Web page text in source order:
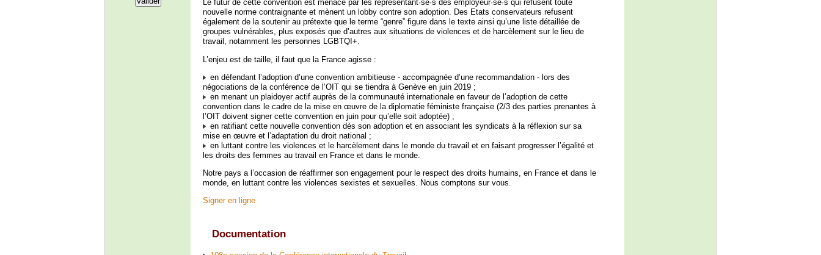
Le futur de cette convention est menacé par les représentant·se·s des employeur·se·s qui refusent toute
nouvelle norme contraignante et mènent un lobby contre son adoption. Des Etats conservateurs refusent
également de la soutenir au prétexte que le terme “genre” figure dans le texte ainsi qu’une liste détaillée de
groupes vulnérables, plus exposés que d’autres aux situations de violences et de harcèlement sur le lieu de
travail, notamment les personnes LGBTQI+.
L’enjeu est de taille, il faut que la France agisse :
en défendant l’adoption d’une convention ambitieuse - accompagnée d’une recommandation - lors des
négociations de la conférence de l’OIT qui se tiendra à Genève en juin 2019 ;
en menant un plaidoyer actif auprès de la communauté internationale en faveur de l’adoption de cette
convention dans le cadre de la mise en œuvre de la diplomatie féministe française (2/3 des parties prenantes à
l’OIT doivent signer cette convention en juin pour qu’elle soit adoptée) ;
en ratifiant cette nouvelle convention dès son adoption et en associant les syndicats à la réflexion sur sa
mise en œuvre et l’adaptation du droit national ;
en luttant contre les violences et le harcèlement dans le monde du travail et en faisant progresser l’égalité et
les droits des femmes au travail en France et dans le monde.
Notre pays a l’occasion de réaffirmer son engagement pour le respect des droits humains, en France et dans le
monde, en luttant contre les violences sexistes et sexuelles. Nous comptons sur vous.
Signer en ligne
Documentation